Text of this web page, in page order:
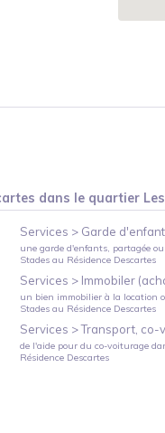
dans le quartier
Services > Garde
une garde d'enfants, partagée
Stadesau Résidence Descartes
Services > Immobiler
un bien immobilier à la location
Stadesau Résidence Descartes
Services >Transport, co-
de l'aide pour du co-voiturage
Résidence Descartes